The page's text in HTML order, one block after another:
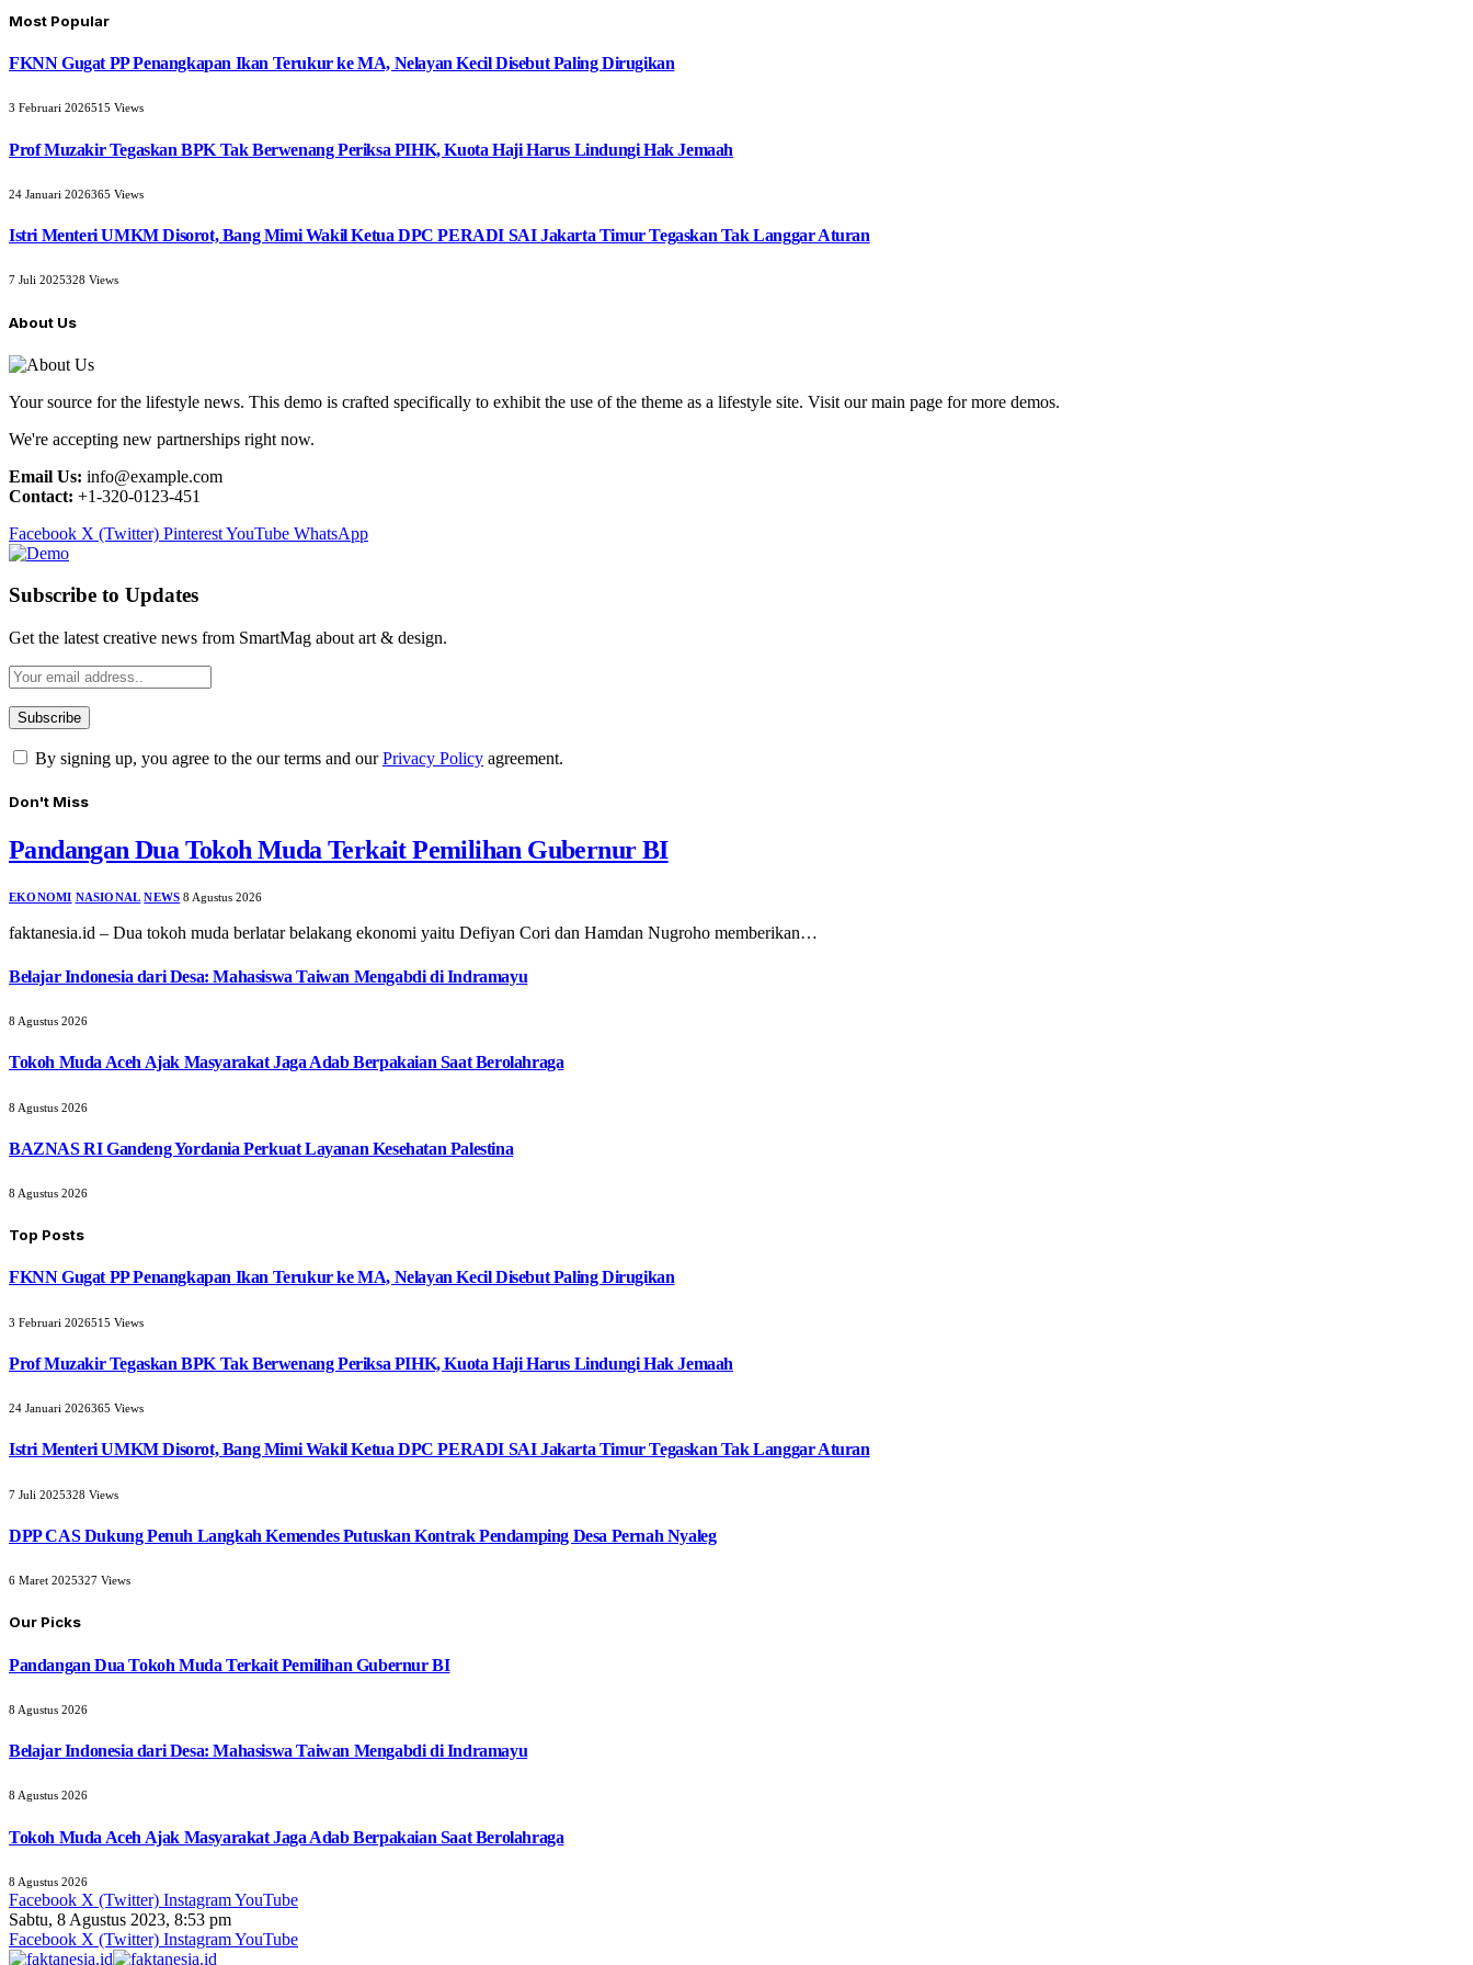
Most Popular
FKNN Gugat PP Penangkapan Ikan Terukur ke MA, Nelayan Kecil Disebut Paling Dirugikan
3 Februari 2026515 Views
Prof Muzakir Tegaskan BPK Tak Berwenang Periksa PIHK, Kuota Haji Harus Lindungi Hak Jemaah
24 Januari 2026365 Views
Istri Menteri UMKM Disorot, Bang Mimi Wakil Ketua DPC PERADI SAI Jakarta Timur Tegaskan Tak Langgar Aturan
7 Juli 2025328 Views
About Us
Your source for the lifestyle news. This demo is crafted specifically to exhibit the use of the theme as a lifestyle site. Visit our main page for more demos.
We're accepting new partnerships right now.
Email Us: info@example.com
Contact: +1-320-0123-451
Facebook X (Twitter) PinterestYouTube WhatsApp
Subscribe to Updates
Get the latest creative news from SmartMag about art & design.
By signing up, you agree to the our terms and ourPrivacy Policy agreement.
Don't Miss
Pandangan Dua Tokoh Muda Terkait Pemilihan Gubernur BI
EKONOMI NASIONAL NEWS 8 Agustus 2026
faktanesia.id – Dua tokoh muda berlatar belakang ekonomi yaitu Defiyan Cori dan Hamdan Nugroho memberikan…
Belajar Indonesia dari Desa: Mahasiswa Taiwan Mengabdi di Indramayu
8 Agustus 2026
Tokoh Muda Aceh Ajak Masyarakat Jaga Adab Berpakaian Saat Berolahraga
8 Agustus 2026
BAZNAS RI Gandeng Yordania Perkuat Layanan Kesehatan Palestina
8 Agustus 2026
Top Posts
FKNN Gugat PP Penangkapan Ikan Terukur ke MA, Nelayan Kecil Disebut Paling Dirugikan
3 Februari 2026515 Views
Prof Muzakir Tegaskan BPK Tak Berwenang Periksa PIHK, Kuota Haji Harus Lindungi Hak Jemaah
24 Januari 2026365 Views
Istri Menteri UMKM Disorot, Bang Mimi Wakil Ketua DPC PERADI SAI Jakarta Timur Tegaskan Tak Langgar Aturan
7 Juli 2025328 Views
DPP CAS Dukung Penuh Langkah Kemendes Putuskan Kontrak Pendamping Desa Pernah Nyaleg
6 Maret 2025327 Views
Our Picks
Pandangan Dua Tokoh Muda Terkait Pemilihan Gubernur BI
8 Agustus 2026
Belajar Indonesia dari Desa: Mahasiswa Taiwan Mengabdi di Indramayu
8 Agustus 2026
Tokoh Muda Aceh Ajak Masyarakat Jaga Adab Berpakaian Saat Berolahraga
8 Agustus 2026
Facebook X (Twitter) InstagramYouTube
Sabtu, 8 Agustus 2023, 8:53 pm
Facebook X (Twitter) InstagramYouTube